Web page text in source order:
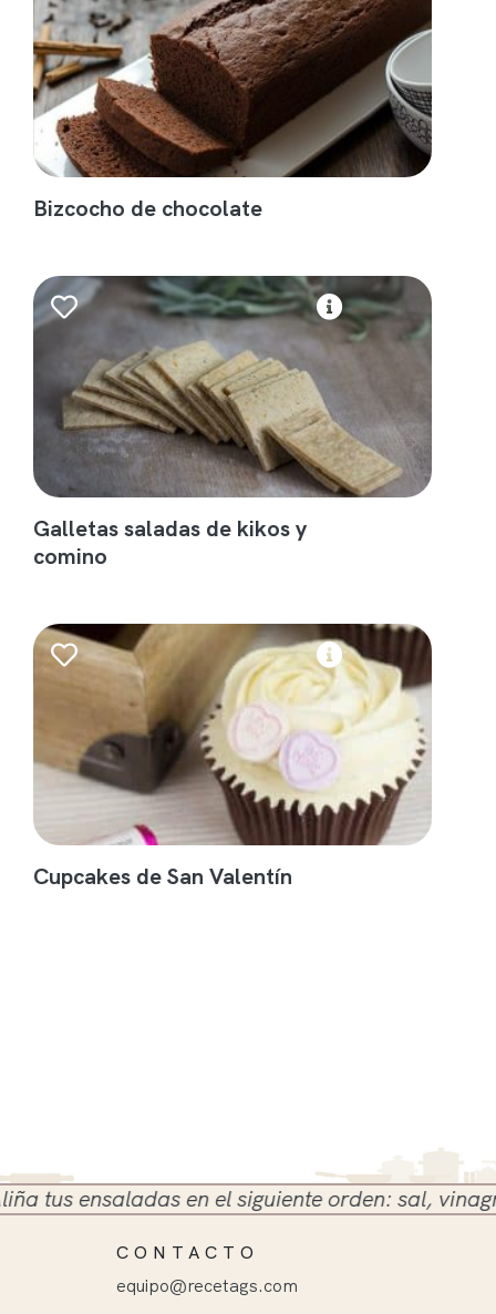
Bizcocho de chocolate
Galletas saladas de kikos y
comino
Cupcakes de San Valentín
ensaladas en el siguiente orden: sal, vinagre y
CONTACTO
equipo@recetags.com